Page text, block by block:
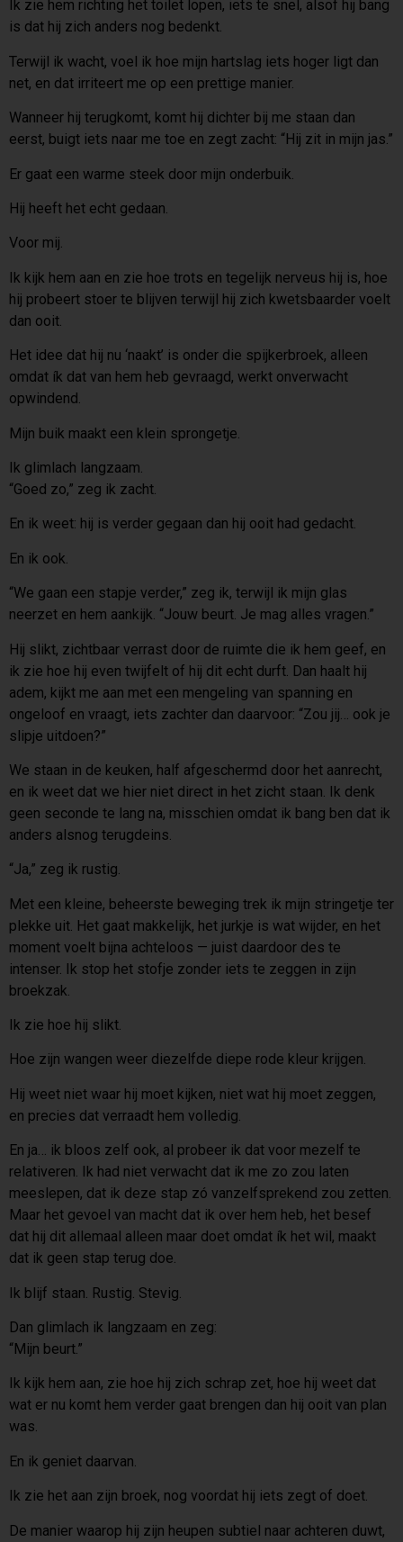
Ik zie hem richting het toilet lopen, iets te snel, alsof hij bang
is dat hij zich anders nog bedenkt.
Terwijl ik wacht, voel ik hoe mijn hartslag iets hoger ligt dan
net, en dat irriteert me op een prettige manier.
Wanneer hij terugkomt, komt hij dichter bij me staan dan
eerst, buigt iets naar me toe en zegt zacht: “Hij zit in mijn jas.”
Er gaat een warme steek door mijn onderbuik.
Hij heeft het echt gedaan.
Voor mij.
Ik kijk hem aan en zie hoe trots en tegelijk nerveus hij is, hoe
hij probeert stoer te blijven terwijl hij zich kwetsbaarder voelt
dan ooit.
Het idee dat hij nu ‘naakt’ is onder die spijkerbroek, alleen
omdat ík dat van hem heb gevraagd, werkt onverwacht
opwindend.
Mijn buik maakt een klein sprongetje.
Ik glimlach langzaam.
“Goed zo,” zeg ik zacht.
En ik weet: hij is verder gegaan dan hij ooit had gedacht.
En ik ook.
“We gaan een stapje verder,” zeg ik, terwijl ik mijn glas
neerzet en hem aankijk. “Jouw beurt. Je mag alles vragen.”
Hij slikt, zichtbaar verrast door de ruimte die ik hem geef, en
ik zie hoe hij even twijfelt of hij dit echt durft. Dan haalt hij
adem, kijkt me aan met een mengeling van spanning en
ongeloof en vraagt, iets zachter dan daarvoor: “Zou jij… ook je
slipje uitdoen?”
We staan in de keuken, half afgeschermd door het aanrecht,
en ik weet dat we hier niet direct in het zicht staan. Ik denk
geen seconde te lang na, misschien omdat ik bang ben dat ik
anders alsnog terugdeins.
“Ja,” zeg ik rustig.
Met een kleine, beheerste beweging trek ik mijn stringetje ter
plekke uit. Het gaat makkelijk, het jurkje is wat wijder, en het
moment voelt bijna achteloos — juist daardoor des te
intenser. Ik stop het stofje zonder iets te zeggen in zijn
broekzak.
Ik zie hoe hij slikt.
Hoe zijn wangen weer diezelfde diepe rode kleur krijgen.
Hij weet niet waar hij moet kijken, niet wat hij moet zeggen,
en precies dat verraadt hem volledig.
En ja… ik bloos zelf ook, al probeer ik dat voor mezelf te
relativeren. Ik had niet verwacht dat ik me zo zou laten
meeslepen, dat ik deze stap zó vanzelfsprekend zou zetten.
Maar het gevoel van macht dat ik over hem heb, het besef
dat hij dit allemaal alleen maar doet omdat ík het wil, maakt
dat ik geen stap terug doe.
Ik blijf staan. Rustig. Stevig.
Dan glimlach ik langzaam en zeg:
“Mijn beurt.”
Ik kijk hem aan, zie hoe hij zich schrap zet, hoe hij weet dat
wat er nu komt hem verder gaat brengen dan hij ooit van plan
was.
En ik geniet daarvan.
Ik zie het aan zijn broek, nog voordat hij iets zegt of doet.
De manier waarop hij zijn heupen subtiel naar achteren duwt,